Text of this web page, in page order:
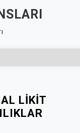
LIKIT